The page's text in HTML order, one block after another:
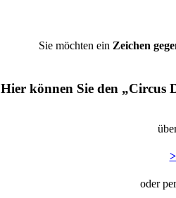
Sie möchten ein Zeichen
Hier können Sie den „Circus
oder